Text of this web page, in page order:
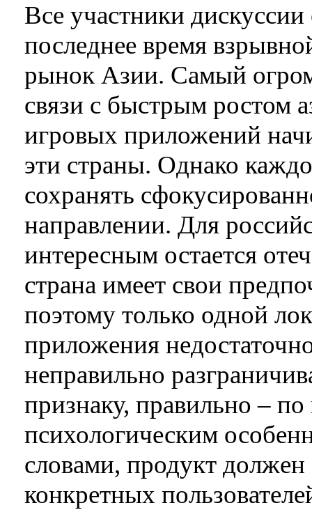
Все участники
последнее время
рынок Азии. Самый
связи с быстрым ростом
игровых приложений
эти страны. Однако
сохранять
направлении. Для
интересным остается
страна имеет свои
поэтому только одной
приложения
неправильно
признаку, правильно –
психологическим
словами, продукт
конкретных